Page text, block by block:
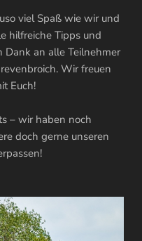
viel Spaß wie wir und
hilfreiche Tipps und
Dank an alle Teilnehmer
Wir freuen
Euch!
– wir haben noch
doch gerne unseren